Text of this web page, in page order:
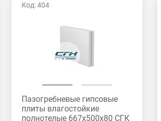
Код: 404
Пазогребневые гипсовые
плиты влагостойкие
полнотелые 667x500x80 СГК